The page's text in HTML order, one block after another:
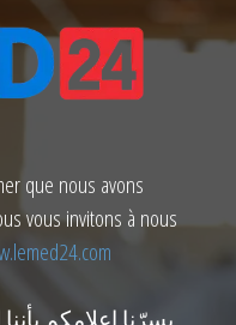
que nous avons
vous invitons à nous